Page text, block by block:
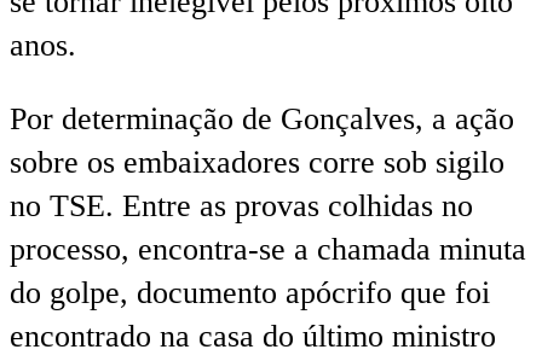
anos.
Por determinação de Gonçalves, a ação
sobre os embaixadores corre sob sigilo
no TSE. Entre as provas colhidas no
processo, encontra-se a chamada minuta
do golpe, documento apócrifo que foi
encontrado na casa do último ministro